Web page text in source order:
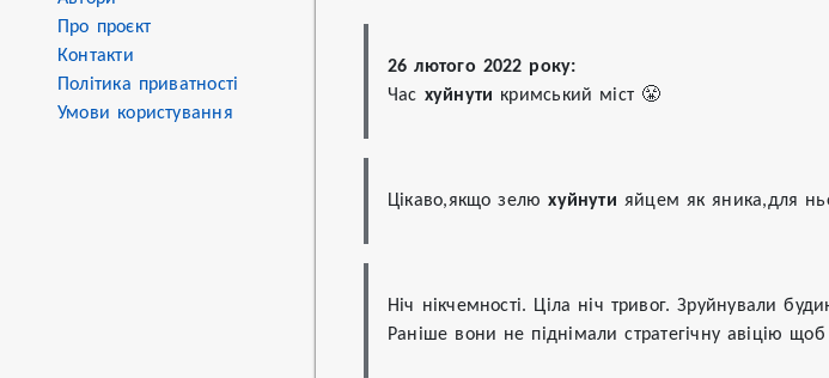
Про проєкт
Контакти
Політика приватності
Умови користування
26 лютого 2022 року:
Час хуйнути кримський міст 😤
Цікаво,якщо зелю хуйнути яйцем як яника,для
Ніч нікчемності. Ціла ніч тривог. Зруйнували
Раніше вони не піднімали стратегічну авіцію щоб